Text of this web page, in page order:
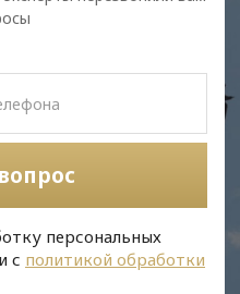
персональных
с политикой обработки